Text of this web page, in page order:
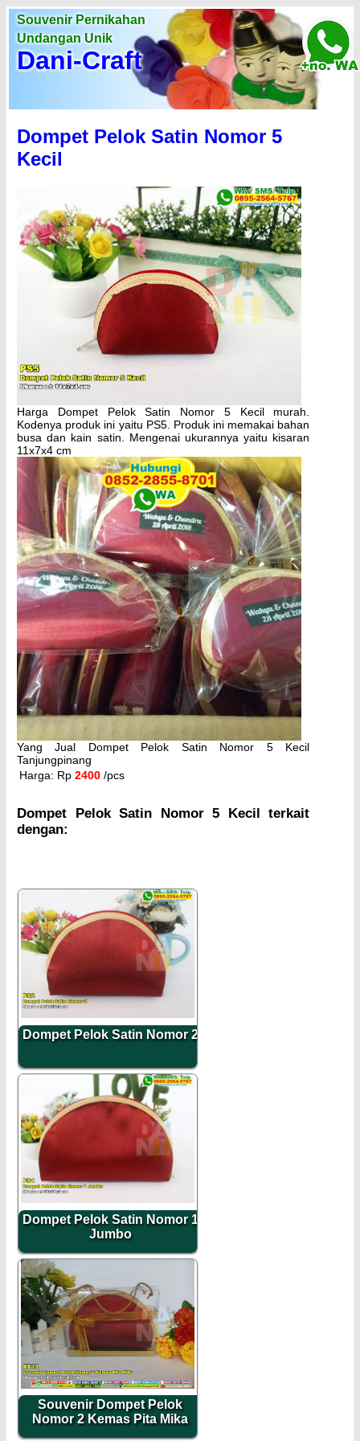
Souvenir Pernikahan
Undangan Unik
Dani-Craft
Dompet Pelok Satin Nomor 5
Kecil
Harga Dompet Pelok Satin Nomor 5 Kecil murah.
Kodenya produk ini yaitu PS5. Produk ini memakai bahan
busa dan kain satin. Mengenai ukurannya yaitu kisaran
11x7x4 cm
Yang Jual Dompet Pelok Satin Nomor 5 Kecil
Tanjungpinang
Harga: Rp 2400 /pcs
Dompet Pelok Satin Nomor 5 Kecil terkait
dengan:
Dompet Pelok Satin Nomor 2
Dompet Pelok Satin Nomor 1
Jumbo
Souvenir Dompet Pelok
Nomor 2 Kemas Pita Mika